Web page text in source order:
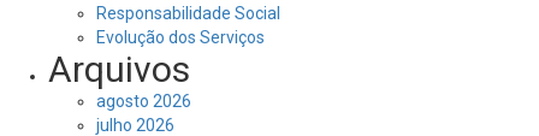
Responsabilidade Social
Evolução dos Serviços
Arquivos
agosto 2026
julho 2026